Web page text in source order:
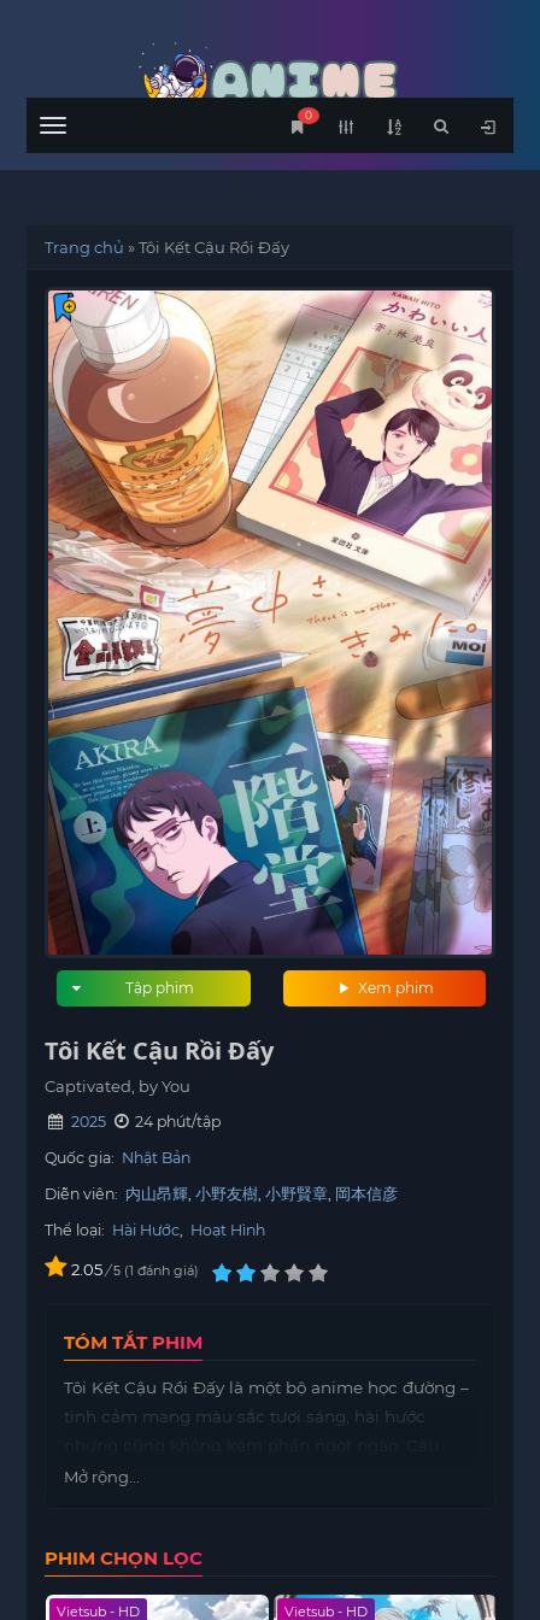
Menu
0
Trang chủ »Tôi Kết Cậu Rồi Đấy
Xem phim
Tập phim
Tôi Kết Cậu Rồi Đấy
Captivated, by You
2025
24 phút/tập
Quốc gia: Nhật Bản
Diễn viên: 内山昂輝 小野友樹 小野賢章 岡本信彦
Thể loại: Hài Hước Hoạt Hình
2.05 / 5 1 đánh giá
TÓM TẮT PHIM
Tôi Kết Cậu Rồi Đấy là một bộ anime học đường –
tình cảm mang màu sắc tươi sáng, hài hước
chuyện xoay quanh một cô nàng cá tính, thẳng
phần lạnh lùng và khó gần – cô đã không ngần
Mở rộng...
PHIM CHỌN LỌC
Vietsub - HD Vietsub - HD